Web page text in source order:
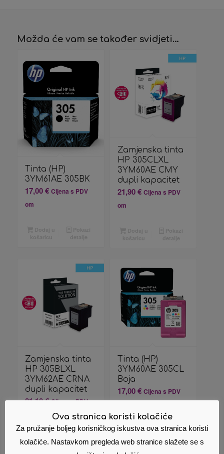
Možda će vam se također svidjeti…
Tinta (HP)
3YM61AE 305BK
17,00€ Cijena s PDV
om
Zamjenska tinta
HP 305CLXL
3YM60AE CMY
dupli kapacitet
21,90€ Cijena s PDV
om
Zamjenska tinta
HP 305BLXL
3YM62AE CRNA
dupli kapacitet
21,10€ Cijena s PDV
Dodaj u
košaricu
Pokaži
detalje
Tinta (HP)
3YM60AE 305CL
Boja
17,00€ Cijena s PDV
Dodaj u
Pokaži
Ova stranica koristi kolačiće
Za pružanje boljeg korisničkog iskustva ova stranica koristi
kolačiće. Nastavkom pregleda web stranice slažete se s